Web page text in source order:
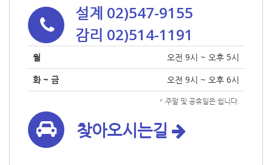
설계 02)547-9155
감리 02)514-1191
월
오전 9시 ~ 오후 5시
화 ~ 금
오전 9시 ~ 오후 6시
*.주말 및 공휴일은 쉽니다.
찾아오시는길